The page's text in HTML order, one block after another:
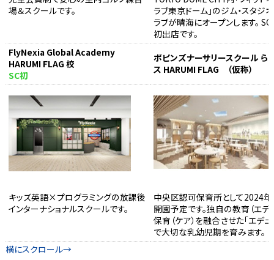
場＆スクールです。
ラブ東京ドーム」のジム・スタジ
ラブが晴海にオープンします。
初出店です。
FlyNexia Global Academy
HARUMI FLAG 校
SC初
ポピンズナーサリースクール ら
ス HARUMI FLAG （仮称）
キッズ英語×プログラミングの放課後
インターナショナルスクールです。
中央区認可保育所として2024
開園予定です。独自の教育（エデ
保育（ケア）を融合させた「エデュ
で大切な乳幼児期を育みます。